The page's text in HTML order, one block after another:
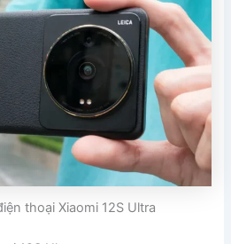
thoại Xiaomi 12S Ultra